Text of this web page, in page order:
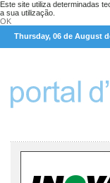
Este site utiliza determinadas
a sua utilização.
OK
Thursday, 06 de August